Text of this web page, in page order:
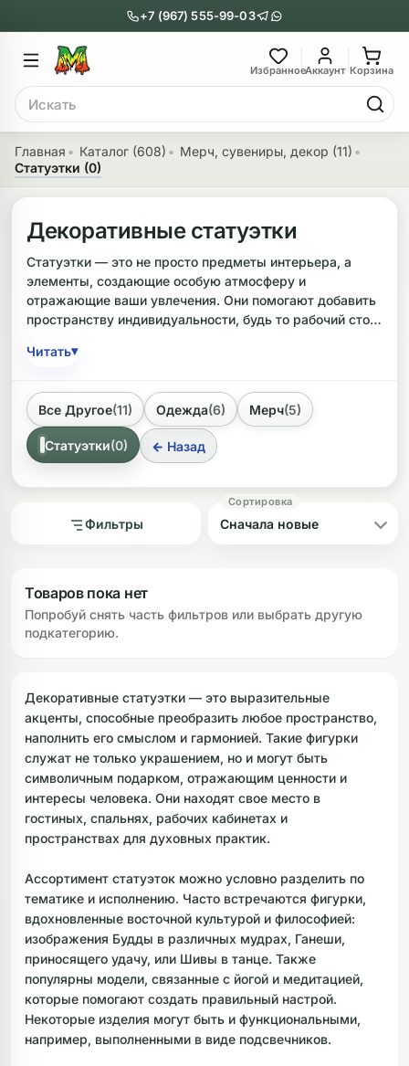
+7 (967) 555-99-03
ИзбранноеАккаунт Корзина
Поиск
Главное меню
Бонги
бонги
с перколятором
бонги
бонги
бонги
Главное
Трубки
Металлические
Стеклянные
Выпариватели
Деревянные
Главная Каталог (608)
Мерч, сувениры, декор (11)
Статуэтки (0)
Декоративные статуэтки
Статуэтки — это не просто предметы интерьера, а
элементы, создающие особую атмосферу и
отражающие ваши увлечения. Они помогают добавить
пространству индивидуальности, будь то рабочий стол,
ассортименте представлены фигурки, выполненные в
При выборе статуэтки обращайте внимание на
материал, размер и страну происхождения.
Популярными материалами являются бронза, дерево и
Высота изделий варьируется от компактных моделей
около 7 см до крупных фигур до 30 см. Часто
встречаются изделия из ID (Индонезия) и IN (Индия),
Читать▾
Все Другое(11) Одежда(6) Мерч(5)
Статуэтки(0) ← Назад
Фильтры
Товаров пока нет
Попробуй снять часть фильтров или выбрать другую
подкатегорию.
Декоративные статуэтки — это выразительные
акценты, способные преобразить любое пространство,
наполнить его смыслом и гармонией. Такие фигурки
служат не только украшением, но и могут быть
символичным подарком, отражающим ценности и
интересы человека. Они находят свое место в
гостиных, спальнях, рабочих кабинетах и
пространствах для духовных практик.
Ассортимент статуэток можно условно разделить по
тематике и исполнению. Часто встречаются фигурки,
вдохновленные восточной культурой и философией:
изображения Будды в различных мудрах, Ганеши,
приносящего удачу, или Шивы в танце. Также
популярны модели, связанные с йогой и медитацией,
которые помогают создать правильный настрой.
Некоторые изделия могут быть и функциональными,
например, выполненными в виде подсвечников.